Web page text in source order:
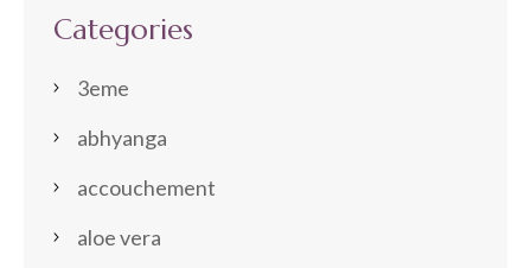
Categories
3eme
abhyanga
accouchement
aloe vera